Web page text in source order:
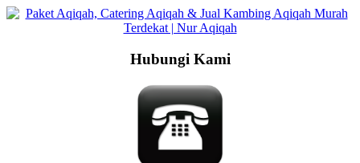
Langsung
Hubungi Kami